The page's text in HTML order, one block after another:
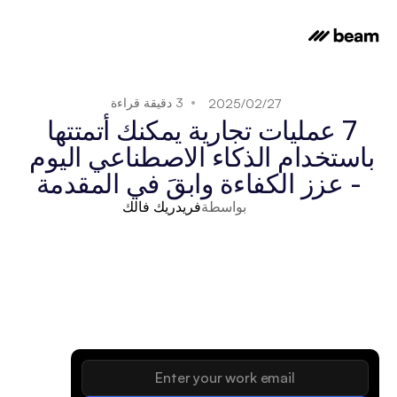
27‏/02‏/2025 3 دقيقة قراءة
- عزز الكفاءة وابقَ في المقدمة
بواسطةفريدريك فالك